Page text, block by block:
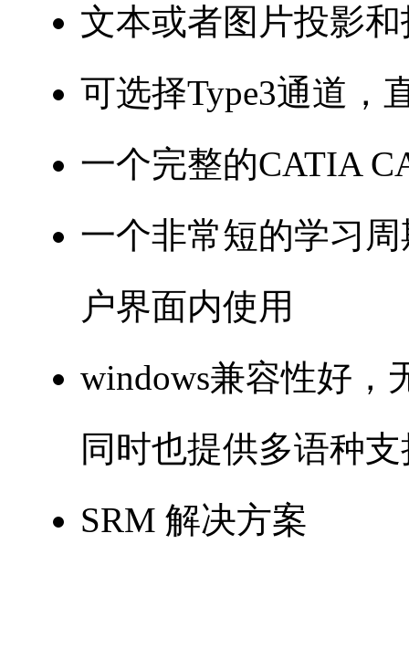
文本或者图片投影
可选择Type3通道，
一个完整的CATIA
一个非常短的学习
户界面内使用
windows兼容性好，
同时也提供多语种
SRM 解决方案